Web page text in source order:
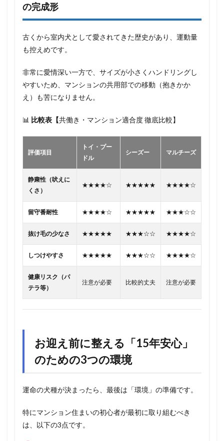
の完成形
古くから室内犬として愛されてきた歴史があり、運動量
も控えめです。
非常に愛情深い一方で、サイズが小さくハンドリングし
やすいため、マンションの共用部での移動（抱きかか
え）も苦になりません。
📊 比較表 【共働き・マンション適合度 徹底比較】
評価項目
トイ・プー
ドル
シーズー マルチーズ
静粛性（吠えに
くさ）
★★★★☆ ★★★★★ ★★★★☆
留守番耐性 ★★★★☆ ★★★★★ ★★★☆☆
抜け毛の少なさ ★★★★★ ★★★☆☆ ★★★★☆
しつけやすさ ★★★★★ ★★★☆☆ ★★★★☆
健康リスク（パ
テラ等）
注意が必要 比較的丈夫 注意が必要
お迎え前に整える「15年安心」
のための3つの環境
運命の犬種が決まったら、最後は「環境」の準備です。
特にマンション住まいの初心者が最初に取り組むべき
は、以下の3点です。